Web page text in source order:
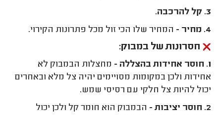
3. קל להרכבה.
4. מחיר -
המחיר שלו הכי זול מכל פתרונות הקירוי.
חסרונות של במבוק:
1. חוסר אחידות בהצללה -
מחצלות הבמבוק לא
אחידות ולכן במקומות מסויימים יהיה צל מלא ובאחרים
יכול להיות צל חלקי עם רסיסי שמש.
2. חוסר יציבות -
הבמבוק הוא חומר קל ולכן יכול